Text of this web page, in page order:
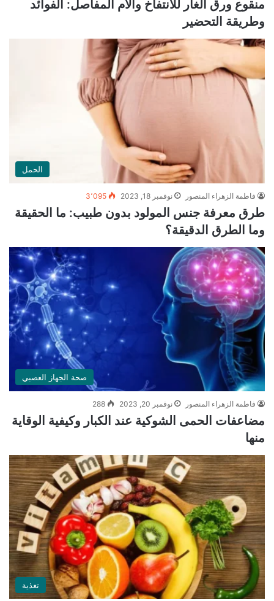
منقوع ورق الغار للانتفاخ وآلام المفاصل: الفوائد
وطريقة التحضير
الحمل
فاطمة الزهراء المنصور نوفمبر 18, 2023 3٬095
طرق معرفة جنس المولود بدون طبيب: ما الحقيقة
وما الطرق الدقيقة؟
صحة الجهاز العصبي
فاطمة الزهراء المنصور نوفمبر 20, 2023 288
مضاعفات الحمى الشوكية عند الكبار وكيفية الوقاية
منها
تغذية